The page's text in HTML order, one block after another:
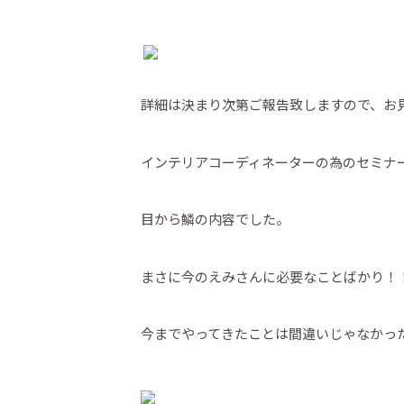
詳細は決まり次第ご報告致しますので、お
インテリアコーディネーターの為のセミナ
目から鱗の内容でした。
まさに今のえみさんに必要なことばかり！
今までやってきたことは間違いじゃなかっ